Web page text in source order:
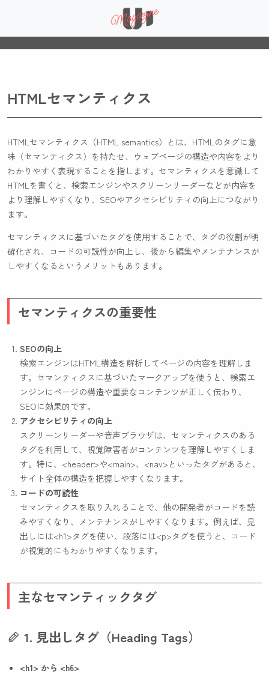
HTMLセマンティクス
HTMLセマンティクス（HTML semantics）とは、HTMLのタグに意
味（セマンティクス）を持たせ、ウェブページの構造や内容をより
わかりやすく表現することを指します。セマンティクスを意識して
HTMLを書くと、検索エンジンやスクリーンリーダーなどが内容を
より理解しやすくなり、SEOやアクセシビリティの向上につながり
ます。
セマンティクスに基づいたタグを使用することで、タグの役割が明
確化され、コードの可読性が向上し、後から編集やメンテナンスが
しやすくなるというメリットもあります。
セマンティクスの重要性
SEOの向上
検索エンジンはHTML構造を解析してページの内容を理解しま
す。セマンティクスに基づいたマークアップを使うと、検索エ
ンジンにページの構造や重要なコンテンツが正しく伝わり、
SEOに効果的です。
アクセシビリティの向上
スクリーンリーダーや音声ブラウザは、セマンティクスのある
タグを利用して、視覚障害者がコンテンツを理解しやすくしま
す。特に、 <header>や<main>、 <nav> といったタグがあると、
サイト全体の構造を把握しやすくなります。
コードの可読性
セマンティクスを取り入れることで、他の開発者がコードを読
みやすくなり、メンテナンスがしやすくなります。例えば、見
出しには<h1>タグを使い、段落には<p>タグを使うと、コード
が視覚的にもわかりやすくなります。
主なセマンティックタグ
1. 見出しタグ（Heading Tags）
<h1> から <h6>